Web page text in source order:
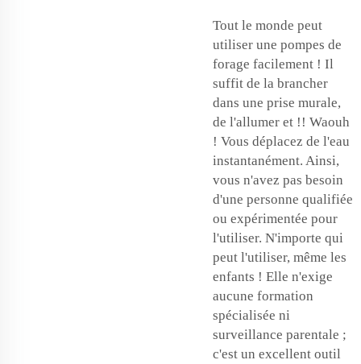
Tout le monde peut
utiliser une pompes de
forage facilement ! Il
suffit de la brancher
dans une prise murale,
de l'allumer et !! Waouh
! Vous déplacez de l'eau
instantanément. Ainsi,
vous n'avez pas besoin
d'une personne qualifiée
ou expérimentée pour
l'utiliser. N'importe qui
peut l'utiliser, même les
enfants ! Elle n'exige
aucune formation
spécialisée ni
surveillance parentale ;
c'est un excellent outil